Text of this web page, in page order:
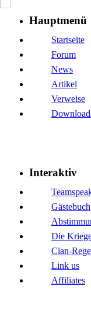
Hauptmenü
Startseite
Forum
News
Artikel
Verweise
Interaktiv
Gästebuch
Die
Clan-
Link us
Affiliates